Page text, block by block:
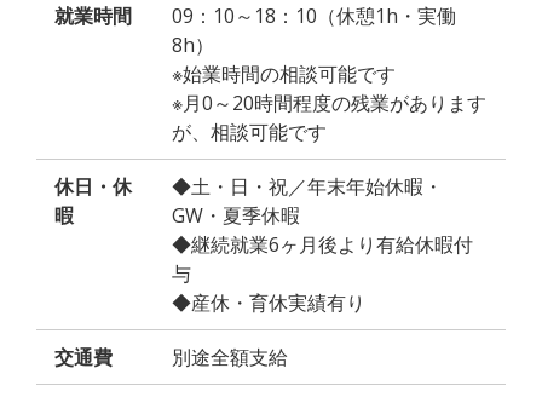
就業時間
09：10～18：10（休憩1h・実働
8h）
※始業時間の相談可能です
※月0～20時間程度の残業があります
が、相談可能です
休日・休
暇
◆土・日・祝／年末年始休暇・
GW・夏季休暇
◆継続就業6ヶ月後より有給休暇付
与
◆産休・育休実績有り
交通費 別途全額支給